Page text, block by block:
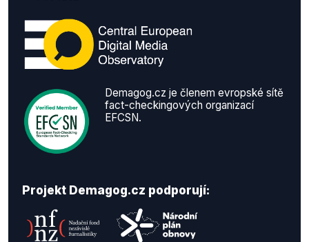
Demagog.cz je členem evropské sítě
fact-checkingových organizací
EFCSN.
Projekt Demagog.cz podporují: